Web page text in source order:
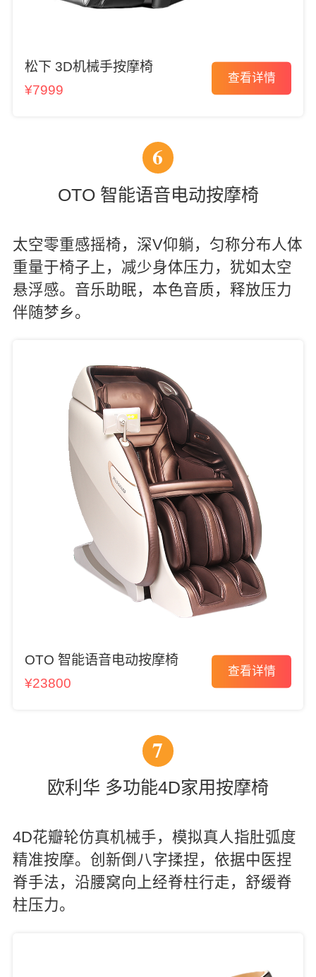
松下 3D机械手按摩椅
¥7999
查看详情
6
OTO 智能语音电动按摩椅
太空零重感摇椅，深V仰躺，匀称分布人体
重量于椅子上，减少身体压力，犹如太空
悬浮感。音乐助眠，本色音质，释放压力
伴随梦乡。
OTO 智能语音电动按摩椅
¥23800
查看详情
7
欧利华 多功能4D家用按摩椅
4D花瓣轮仿真机械手，模拟真人指肚弧度
精准按摩。创新倒八字揉捏，依据中医捏
脊手法，沿腰窝向上经脊柱行走，舒缓脊
柱压力。